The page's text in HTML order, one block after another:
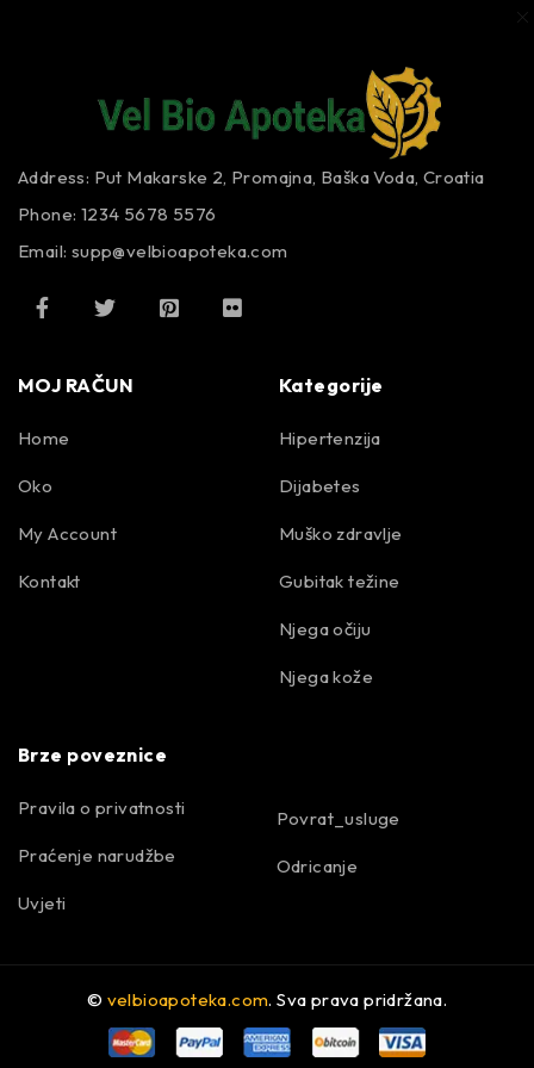
Address: Put Makarske 2, Promajna, Baška Voda, Croatia
Phone: 1234 5678 5576
Email: supp@velbioapoteka.com
MOJ RAČUN
Home
Oko
My Account
Kontakt
Kategorije
Hipertenzija
Dijabetes
Muško zdravlje
Gubitak težine
Njega očiju
Njega kože
Brze poveznice
Pravila o privatnosti
Praćenje narudžbe
Uvjeti
Povrat_usluge
Odricanje
© velbioapoteka.com. Sva prava pridržana.